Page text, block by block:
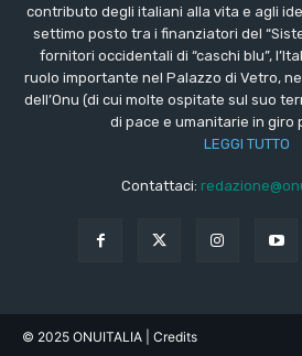
contributo degli italiani alla vita e agli
settimo posto tra i finanziatori del
fornitori occidentali di “caschi blu”,
ruolo importante nel Palazzo di Vetro,
dell’Onu (di cui molte ospitate sul suo
di pace e umanitarie in giro
LEGGI TUTTO
Contattaci:
© 2025 ONUITALIA | Credits